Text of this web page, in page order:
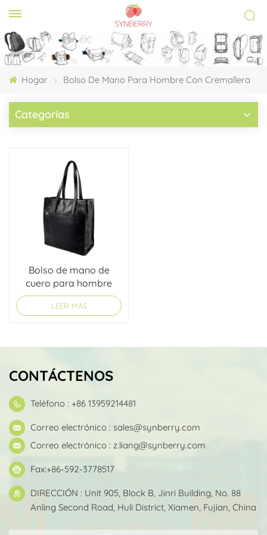
Hogar Bolso De Mano Para Hombre Con Cremallera
Categorías
Bolso de mano de
cuero para hombre
para el trabajo
LEER MÁS
CONTÁCTENOS
Teléfono : +86 13959214481
Correo electrónico : sales@synberry.com
Correo electrónico : z.liang@synberry.com
Fax:+86-592-3778517
DIRECCIÓN : Unit 905, Block B, Jinri Building, No. 88
Anling Second Road, Huli District, Xiamen, Fujian, China